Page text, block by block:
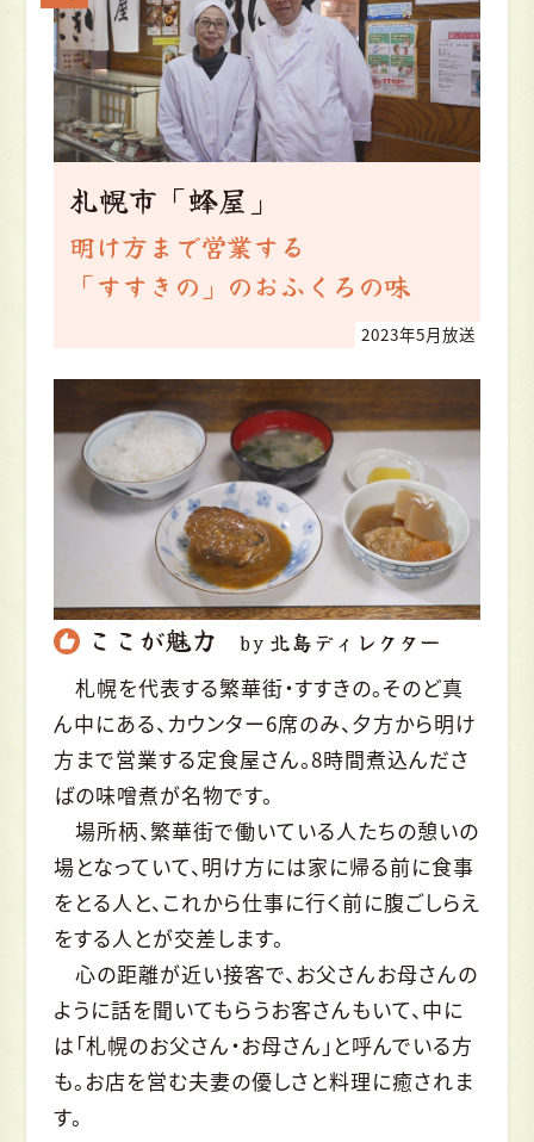
札幌市「蜂屋」
明け方まで営業する
「すすきの」のおふくろの味
2023年5月放送
ここが魅力 by 北島ディレクター
札幌を代表する繁華街・すすきの。そのど真
ん中にある、カウンター6席のみ、夕方から明け
方まで営業する定食屋さん。8時間煮込んださ
ばの味噌煮が名物です。
場所柄、繁華街で働いている人たちの憩いの
場となっていて、明け方には家に帰る前に食事
をとる人と、これから仕事に行く前に腹ごしらえ
をする人とが交差します。
心の距離が近い接客で、お父さんお母さんの
ように話を聞いてもらうお客さんもいて、中に
は「札幌のお父さん・お母さん」と呼んでいる方
も。お店を営む夫妻の優しさと料理に癒されま
す。